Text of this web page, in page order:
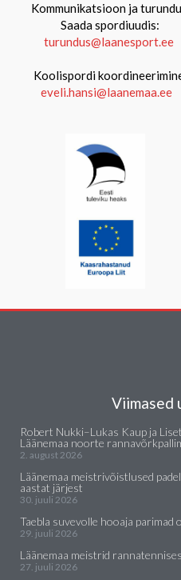
Kommunikatsioon ja
Saada spordiuudis:
turundus@laanesport.ee
Koolispordi
eveli.hansi@laanemaa.ee
Viimased
Robert Nukki–Lukas Kaup ja
Läänemaa noorte
2. august 2026
Läänemaa meistrivõistlused
aastat järjest
30. juuli 2026
Taebla suvevolle hooaja parimad
29. juuli 2026
Läänemaa meistrid
27. juuli 2026